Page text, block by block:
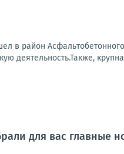
в район
деятельность.Также,
для вас главные